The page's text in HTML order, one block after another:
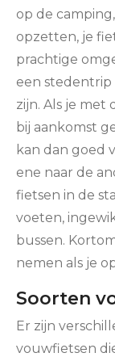
op de
opzetten, je
prachtige
een stedentrip
zijn. Als je met
bij aankomst
kan dan goed
ene naar de
fietsen in de
voeten,
bussen.
nemen als je
Soorten
Er zijn
vouwfietsen